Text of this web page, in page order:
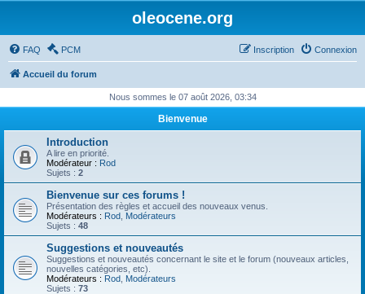
oleocene.org
FAQ PCM Connexion
Inscription
Accueil du forum
Nous sommes le 07 août 2026, 03:34
Bienvenue
Introduction
A lire en priorité.
Modérateur : Rod
Sujets : 2
Bienvenue sur ces forums !
Présentation des règles et accueil des nouveaux venus.
Modérateurs : Rod Modérateurs
Sujets : 48
Suggestions et nouveautés
Suggestions et nouveautés concernant le site et le forum (nouveaux articles,
nouvelles catégories, etc).
Modérateurs : Rod Modérateurs
Sujets : 73